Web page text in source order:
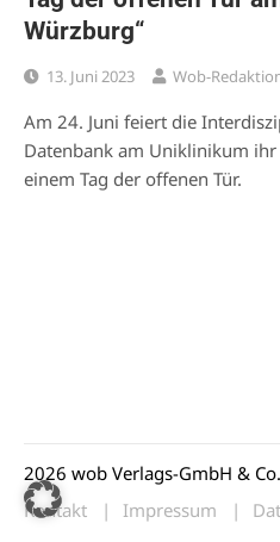
Würzburg“
13. Juni 2023 Wob-
Am 24. Juni feiert die
Datenbank am Uniklinikum
einem Tag der offenen Tür.
2026 wob Verlags-GmbH &
Kontakt
Impressum